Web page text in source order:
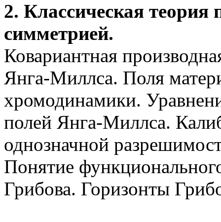
2. Классическая
симметрией.
Ковариантная
Янга-Миллса. Поля
хромодинамики.
полей Янга-Миллса.
однозначной
Понятие
Грибова. Горизонты